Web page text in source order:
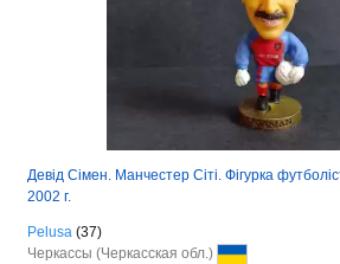
Девід Сімен. Манчестер Сіті. Фігурка
2002 г.
Pelusa (37)
Черкассы (Черкасская обл.)